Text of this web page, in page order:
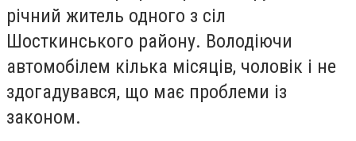
річний житель одного з сіл
Шосткинського району. Володіючи
автомобілем кілька місяців, чоловік і не
здогадувався, що має проблеми із
законом.